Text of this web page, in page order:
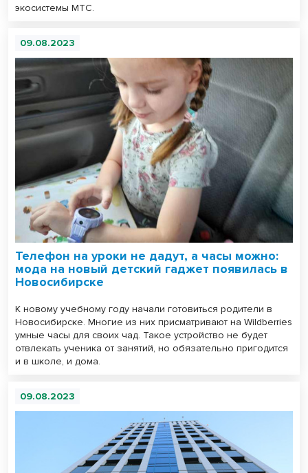
экосистемы МТС.
09.08.2023
Телефон на уроки не дадут, а часы можно:
мода на новый детский гаджет появилась в
Новосибирске
К новому учебному году начали готовиться родители в
Новосибирске. Многие из них присматривают на Wildberries
умные часы для своих чад. Такое устройство не будет
отвлекать ученика от занятий, но обязательно пригодится
и в школе, и дома.
09.08.2023